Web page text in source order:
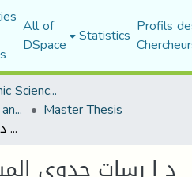
All of
DSpace Statistics Profils
Faculty of Economic Sciences, Commerce and Management Sciences
Department of Financial and Accounting Sciences Master Thesis
د ا رسات جدوى المشاريع الاستثمارية في المؤسسة د ا رسة حالة ملبنة الحضنة